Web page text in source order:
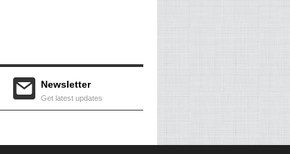
Newsletter
Get latest updates